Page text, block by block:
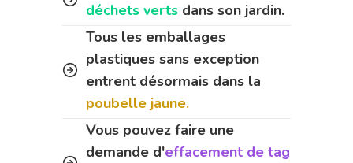
déchets verts dans son jardin.
Tous les emballages
plastiques sans exception
entrent désormais dans la
poubelle jaune.
Vous pouvez faire une
demande d'effacement de tag